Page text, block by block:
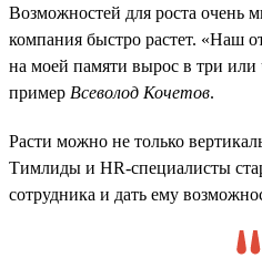
Возможностей для роста очень
компания быстро растет. «Наш
на моей памяти вырос в три
пример Всеволод Кочетов.
Расти можно не только
Тимлиды и HR-специалисты
сотрудника и дать ему